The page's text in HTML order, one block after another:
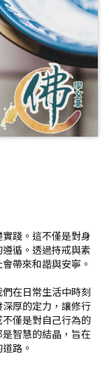
踐。這不僅是對身
循。透過持戒與素
帶來和諧與安寧。
在日常生活中時刻
厚的定力，讓修行
僅是對自己行為的
智慧的結晶，旨在
路。